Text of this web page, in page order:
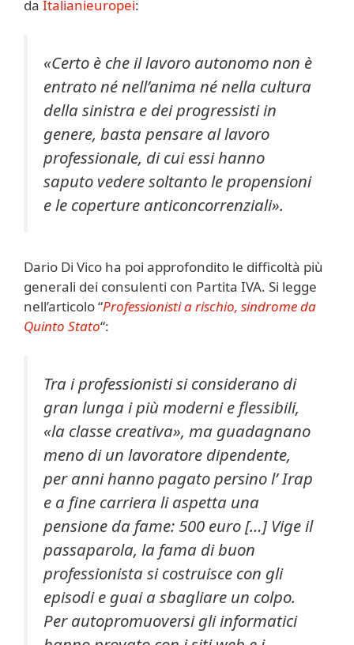
da Italianieuropei:
«Certo è che il lavoro autonomo non è
entrato né nell’anima né nella cultura
della sinistra e dei progressisti in
genere, basta pensare al lavoro
professionale, di cui essi hanno
saputo vedere soltanto le propensioni
e le coperture anticoncorrenziali».
Dario Di Vico ha poi approfondito le difficoltà più
generali dei consulenti con Partita IVA. Si legge
nell’articolo “Professionisti a rischio, sindrome da
Quinto Stato“:
Tra i professionisti si considerano di
gran lunga i più moderni e flessibili,
«la classe creativa», ma guadagnano
meno di un lavoratore dipendente,
per anni hanno pagato persino l’ Irap
e a fine carriera li aspetta una
pensione da fame: 500 euro […] Vige il
passaparola, la fama di buon
professionista si costruisce con gli
episodi e guai a sbagliare un colpo.
Per autopromuoversi gli informatici